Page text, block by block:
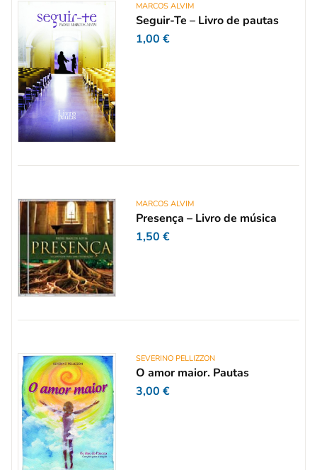
MARCOS ALVIM
Seguir-Te – Livro de pautas
1,00€
MARCOS ALVIM
Presença – Livro de música
1,50€
SEVERINO PELLIZZON
O amor maior. Pautas
3,00€